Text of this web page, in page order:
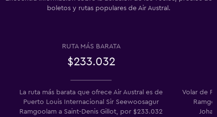
boletos y rutas populares de Air Austral.
RUTA MÁS BARATA
$233.032
La ruta más barata que ofrece Air Austral es de
Puerto Louis Internacional Sir Seewoosagur
Ramgoolam a Saint-Denis Gillot, por $233.032
Volar de